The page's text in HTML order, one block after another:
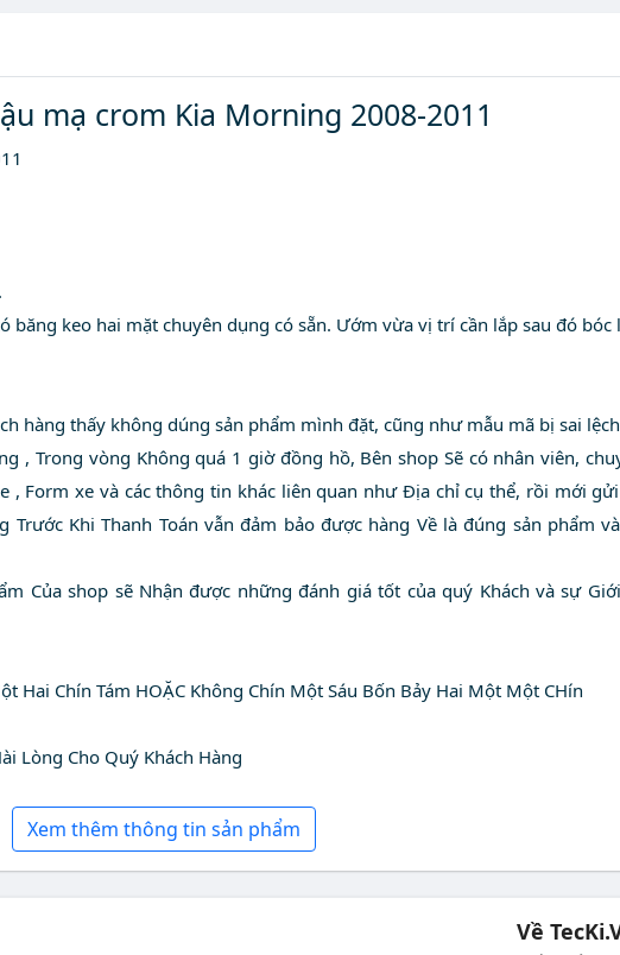
mạ crom Kia Morning 2008-2011
băng keo hai mặt chuyên dụng có sẵn. Ướm vừa vị trí cần lắp sau đó
hàng thấy không dúng sản phẩm mình đặt, cũng như mẫu mã bị sai
, Trong vòng Không quá 1 giờ đồng hồ, Bên shop Sẽ có nhân viên,
, Form xe và các thông tin khác liên quan như Địa chỉ cụ thể, rồi mới
Khi Thanh Toán vẫn đảm bảo được hàng Về là đúng sản phẩm
Của shop sẽ Nhận được những đánh giá tốt của quý Khách và sự
Hai Chín Tám HOẶC Không Chín Một Sáu Bốn Bảy Hai Một Một CHín
Lòng Cho Quý Khách Hàng
Xem thêm thông tin sản phẩm
Về